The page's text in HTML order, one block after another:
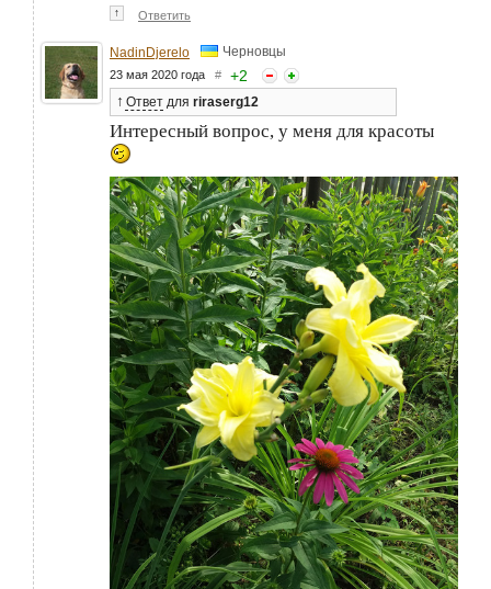
↑ Ответить
NadinDjerelo Черновцы
23 мая 2020 года # +2
↑ Ответ для riraserg12
Интересный вопрос, у меня для красоты